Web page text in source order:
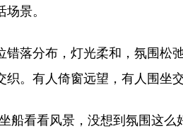
景。
落分布，灯光柔和，氛围松
织。有人倚窗远望，有人围坐
看看风景，没想到氛围这么